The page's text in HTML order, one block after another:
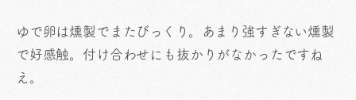
ゆで卵は燻製でまたびっくり。あまり強すぎない燻製
で好感触。付け合わせにも抜かりがなかったですね
え。